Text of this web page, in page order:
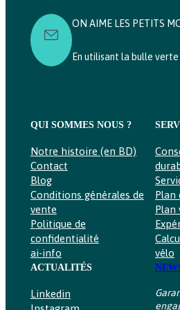
€
5
0
€
ON AIME LES PETITS
En utilisant la bulle verte
QUI SOMMES NOUS ?
Notre histoire (en BD)
Contact
Blog
Conditions générales de
vente
Politique de
confidentialité
ai-info
Plan
Plan
vélo
ACTUALITÉS
Linkedin